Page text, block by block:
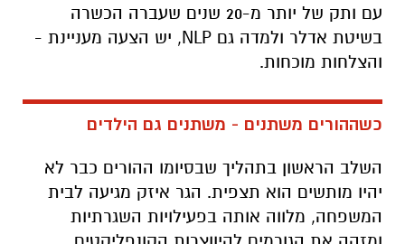
עם ותק של יותר מ-20 שנים שעברה הכשרה
בשיטת אדלר ולמדה גם NLP, יש הצעה מעניינת -
והצלחות מוכחות.
כשההורים משתנים - משתנים גם הילדים
השלב הראשון בתהליך שבסיומו ההורים כבר לא
יהיו מותשים הוא תצפית. הגר איזק מגיעה לבית
המשפחה, מלווה אותה בפעילויות השגרתיות